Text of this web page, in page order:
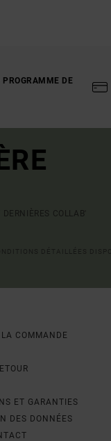
PROGRAMME DE
COLLAB'
COMMANDE
ET GARANTIES
DES DONNÉES